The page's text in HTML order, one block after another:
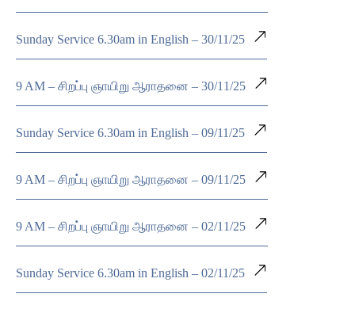
Sunday Service 6.30am in English – 30/11/25
9 AM – சிறப்பு ஞாயிறு ஆராதனை – 30/11/25
Sunday Service 6.30am in English – 09/11/25
9 AM – சிறப்பு ஞாயிறு ஆராதனை – 09/11/25
9 AM – சிறப்பு ஞாயிறு ஆராதனை – 02/11/25
Sunday Service 6.30am in English – 02/11/25